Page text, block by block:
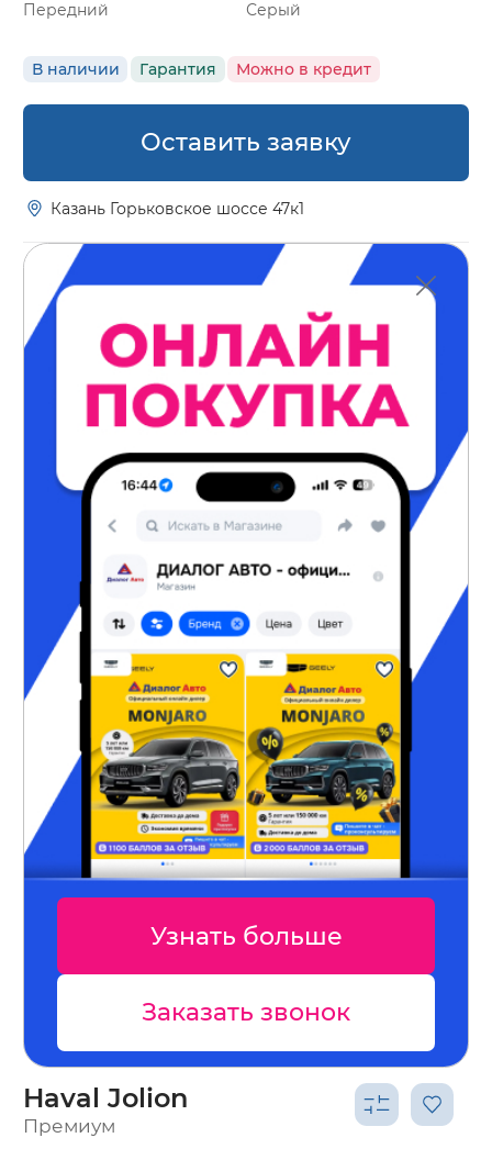
Передний Серый
В наличии Гарантия Можно в кредит
Оставить заявку
Казань Горьковское шоссе 47к1
Узнать больше
Заказать звонок
Haval Jolion
Премиум